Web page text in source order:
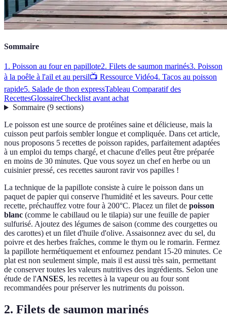
Sommaire
1. Poisson au four en papillote2. Filets de saumon marinés3. Poisson
à la poêle à l'ail et au persil📺 Ressource Vidéo4. Tacos au poisson
rapide5. Salade de thon expressTableau Comparatif des
RecettesGlossaireChecklist avant achat
Sommaire(9 sections)
Le poisson est une source de protéines saine et délicieuse, mais la
cuisson peut parfois sembler longue et compliquée. Dans cet article,
nous proposons 5 recettes de poisson rapides, parfaitement adaptées
à un emploi du temps chargé, et chacune d'elles peut être préparée
en moins de 30 minutes. Que vous soyez un chef en herbe ou un
cuisinier pressé, ces recettes sauront ravir vos papilles !
La technique de la papillote consiste à cuire le poisson dans un
paquet de papier qui conserve l'humidité et les saveurs. Pour cette
recette, préchauffez votre four à 200°C. Placez un filet de poisson
blanc (comme le cabillaud ou le tilapia) sur une feuille de papier
sulfurisé. Ajoutez des légumes de saison (comme des courgettes ou
des carottes) et un filet d'huile d'olive. Assaisonnez avec du sel, du
poivre et des herbes fraîches, comme le thym ou le romarin. Fermez
la papillote hermétiquement et enfournez pendant 15-20 minutes. Ce
plat est non seulement simple, mais il est aussi très sain, permettant
de conserver toutes les valeurs nutritives des ingrédients. Selon une
étude de l'ANSES, les recettes à la vapeur ou au four sont
recommandées pour préserver les nutriments du poisson.
2. Filets de saumon marinés